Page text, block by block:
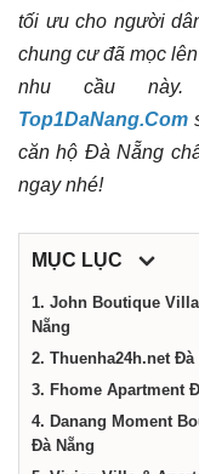
tối ưu cho người
chung cư đã mọc
nhu cầu
Top1DaNang.Com
căn hộ Đà Nẵng
ngay nhé!
MỤC LỤC
1. John Boutique
Nẵng
2. Thuenha24h.net
3. Fhome Apartment
4. Danang Moment
Đà Nẵng